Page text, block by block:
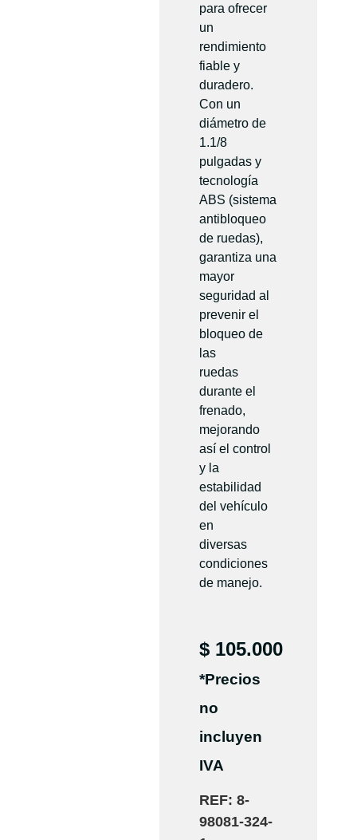
para ofrecer
un
rendimiento
fiable y
duradero.
Con un
diámetro de
1.1/8
pulgadas y
tecnología
ABS (sistema
antibloqueo
de ruedas),
garantiza una
mayor
seguridad al
prevenir el
bloqueo de
las
ruedas
durante el
frenado,
mejorando
así el control
y la
estabilidad
del vehículo
en
diversas
condiciones
de manejo.
$105.000
*Precios
no
incluyen
IVA
REF: 8-
98081-324-